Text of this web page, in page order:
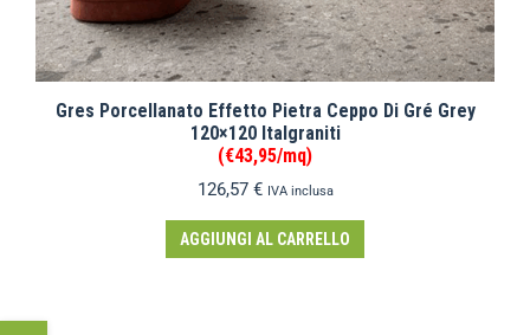
Gres Porcellanato Effetto Pietra Ceppo Di Gré Grey
120×120 Italgraniti
(€43,95/mq)
126,57 € IVA inclusa
AGGIUNGI AL CARRELLO